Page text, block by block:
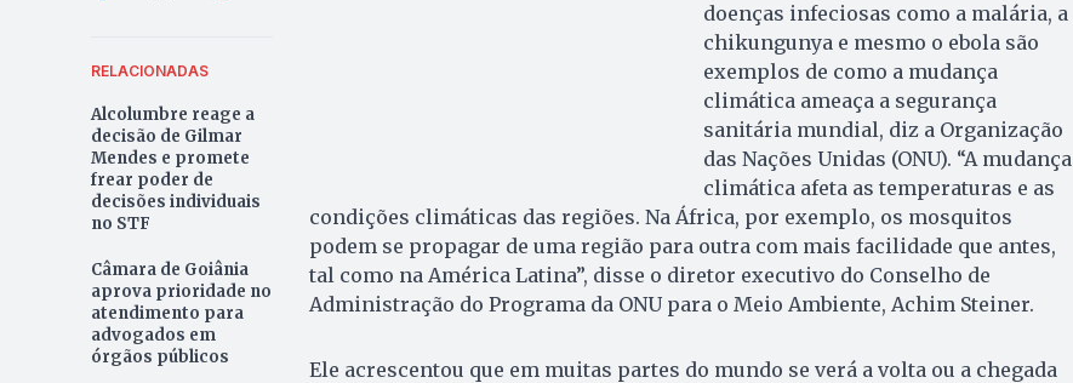
RELACIONADAS
Alcolumbre reage a
decisão de Gilmar
Mendes e promete
frear poder de
decisões individuais
no STF
Câmara de Goiânia
aprova prioridade no
atendimento para
advogados em
órgãos públicos
doenças infeciosas como a malária, a
chikungunya e mesmo o ebola são
exemplos de como a mudança
climática ameaça a segurança
sanitária mundial, diz a Organização
das Nações Unidas (ONU). “A mudança
climática afeta as temperaturas e as
condições climáticas das regiões. Na África, por exemplo, os mosquitos
podem se propagar de uma região para outra com mais facilidade que antes,
tal como na América Latina”, disse o diretor executivo do Conselho de
Administração do Programa da ONU para o Meio Ambiente, Achim Steiner.
Ele acrescentou que em muitas partes do mundo se verá a volta ou a chegada